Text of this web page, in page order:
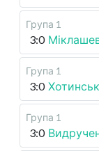
Група 1
3:0
Група 1
3:0
Група 1
3:0